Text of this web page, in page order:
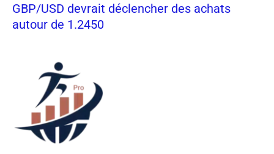
GBP/USD devrait déclencher des achats
autour de 1.2450